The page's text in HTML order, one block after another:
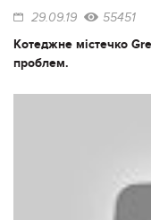
29.09.19 55451
Котеджне містечко
проблем.